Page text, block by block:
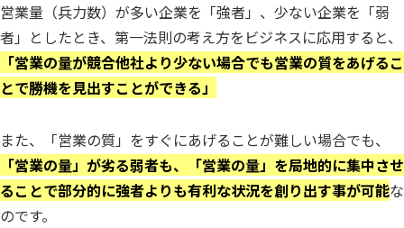
営業量（兵力数）が多い企業を「強者」、少ない企業を「弱
者」としたとき、第一法則の考え方をビジネスに応用すると、
「営業の量が競合他社より少ない場合でも営業の質をあげるこ
とで勝機を見出すことができる」
また、「営業の質」をすぐにあげることが難しい場合でも、
「営業の量」が劣る弱者も、「営業の量」を局地的に集中させ
ることで部分的に強者よりも有利な状況を創り出す事が可能な
のです。